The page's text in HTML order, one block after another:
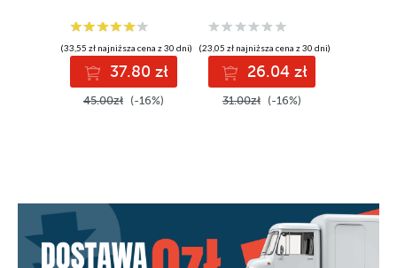
(33,55 zł najniższa cena z 30 dni)
37.80 zł
45.00zł (-16%)
(23,05 zł najniższa cena z 30 dni)
26.04 zł
31.00zł (-16%)